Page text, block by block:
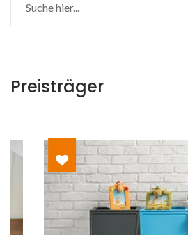
Preisträger